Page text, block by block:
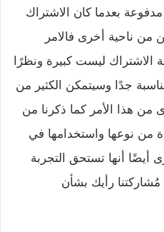
بعدما كان الاشتراك
من ناحية أخرى فالامر
الاشتراك ليست كبيرة ونظرًا
جدًا وسيتمكن الكثير من
من هذا الأمر كما ذكرنا من
من نوعها واستخدامها في
أيضًا أنها تستحق التجربة
مُشاركتنا رأيك بشأن